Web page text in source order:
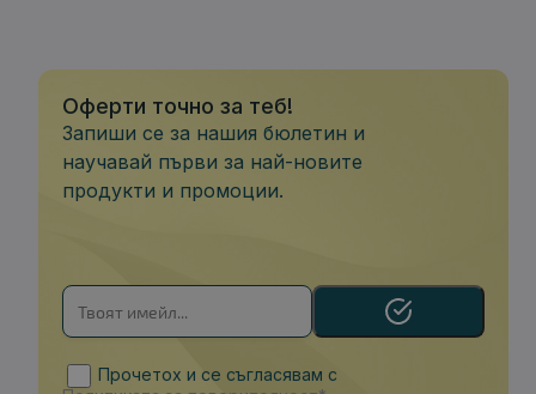
Оферти точно за теб!
Запиши се за нашия бюлетин и
научавай първи за най-новите
продукти и промоции.
Прочетох и се съгласявам с